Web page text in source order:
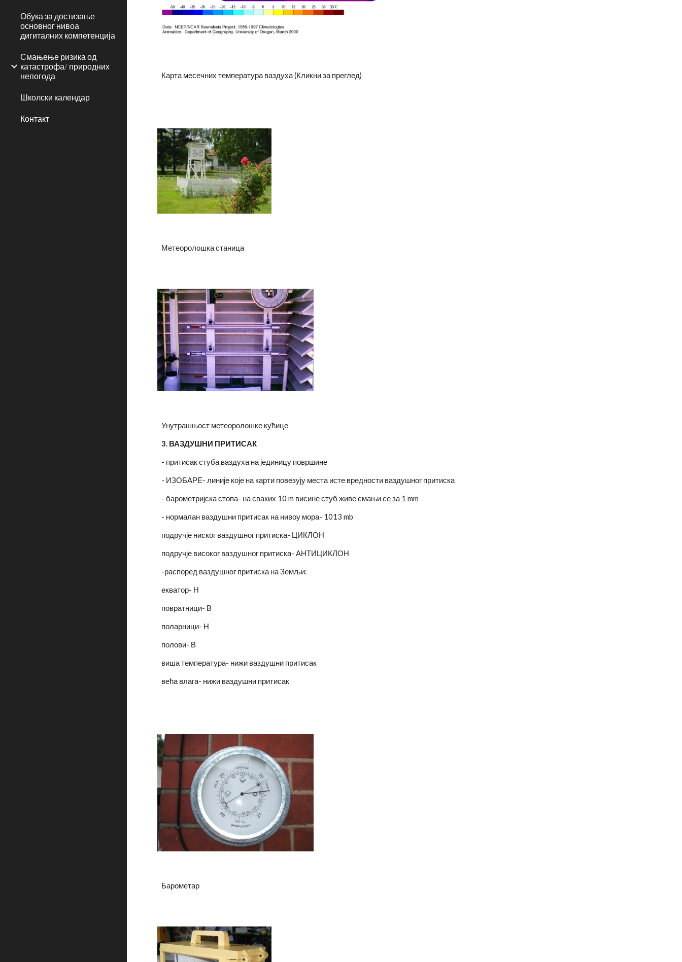
Обука за достизање
основног нивоа
дигиталних компетенција
Смањење ризика од
катастрофа/ природних
непогода
Школски календар
Контакт
Карта месечних температура ваздуха (Кликни за преглед)
Метеоролошка станица
Унутрашњост метеоролошке кућице
3. ВАЗДУШНИ ПРИТИСАК
- притисак стуба ваздуха на јединицу површине
- ИЗОБАРЕ- линије које на карти повезују места исте вредности ваздушног притиска
- барометријска стопа- на сваких 10 m висине стуб живе смањи се за 1 mm
- нормалан ваздушни притисак на нивоу мора- 1013 mb
подручје ниског ваздушног притиска- ЦИКЛОН
подручје високог ваздушног притиска- АНТИЦИКЛОН
-распоред ваздушног притиска на Земљи:
екватор- Н
повратници- В
поларници- Н
полови- В
виша температура- нижи ваздушни притисак
већа влага- нижи ваздушни притисак
Барометар